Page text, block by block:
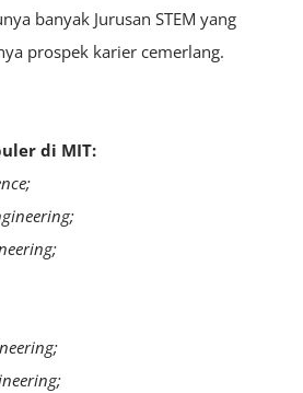
banyak Jurusan STEM yang
prospek karier cemerlang.
di MIT: